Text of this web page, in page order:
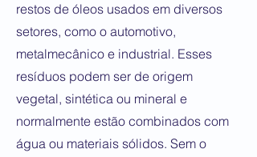
restos de óleos usados em diversos
setores, como o automotivo,
metalmecânico e industrial. Esses
resíduos podem ser de origem
vegetal, sintética ou mineral e
normalmente estão combinados com
água ou materiais sólidos. Sem o